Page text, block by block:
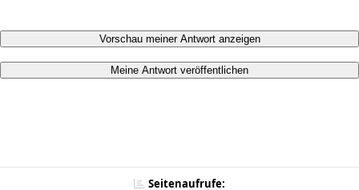
Vorschau meiner Antwort anzeigen
Meine Antwort veröffentlichen
Seitenaufrufe: